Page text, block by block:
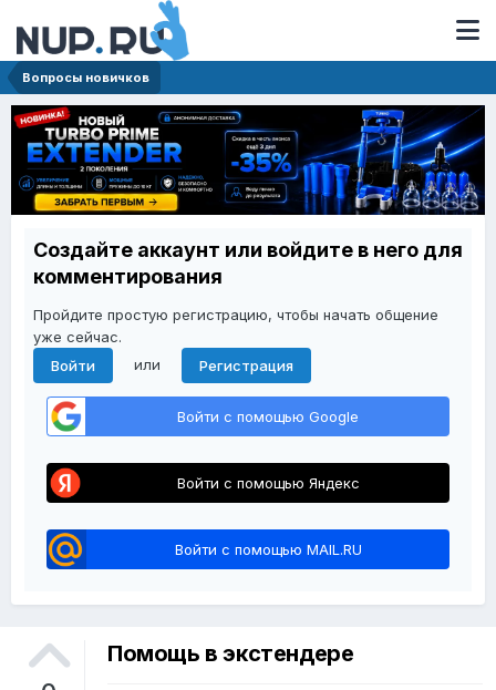
Вопросы новичков
Создайте аккаунт или войдите в него для
комментирования
Пройдите простую регистрацию, чтобы начать общение
уже сейчас.
Войти
или Регистрация
Войти с помощью Google
Войти с помощью Яндекс
Войти с помощью MAIL.RU
Помощь в экстендере